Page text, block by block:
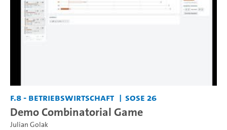
F.8 - Betriebswirtschaft SoSe 26
Demo Combinatorial Game
Julian Golak